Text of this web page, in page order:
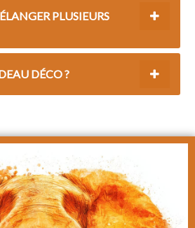
PLUSIEURS
DÉCO ?